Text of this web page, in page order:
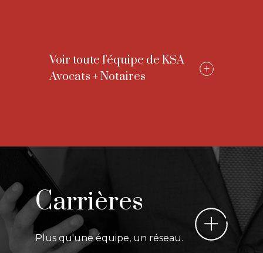
Voir toute l'équipe de KSA
Avocats + Notaires
Carrières
Plus qu'une équipe, un réseau.